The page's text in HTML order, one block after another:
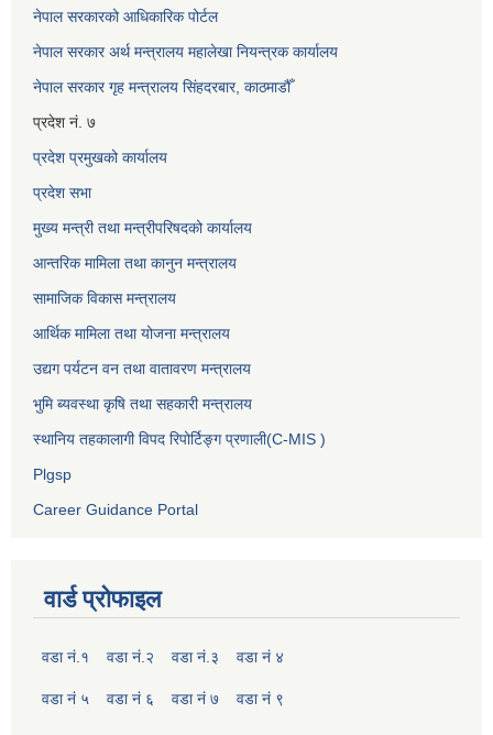
नेपाल सरकारको आधिकारिक पोर्टल
नेपाल सरकार अर्थ मन्त्रालय महालेखा नियन्त्रक कार्यालय
नेपाल सरकार गृह मन्त्रालय सिंहदरबार, काठमाडौँ
प्रदेश नं. ७
प्रदेश प्रमुखको कार्यालय
प्रदेश सभा
मुख्य मन्त्री तथा मन्त्रीपरिषदको कार्यालय
आन्तरिक मामिला तथा कानुन मन्त्रालय
सामाजिक विकास मन्त्रालय
आर्थिक मामिला तथा योजना मन्त्रालय
उद्यग पर्यटन वन तथा वातावरण मन्त्रालय
भुमि ब्यवस्था कृषि तथा सहकारी मन्त्रालय
स्थानिय तहकालागी विपद रिपोर्टिङ्ग प्रणाली(C-MIS )
Plgsp
Career Guidance Portal
वार्ड प्रोफाइल
वडा नं.१ वडा नं.२ वडा नं.३ वडा नं ४
वडा नं ५ वडा नं ६ वडा नं ७ वडा नं ९